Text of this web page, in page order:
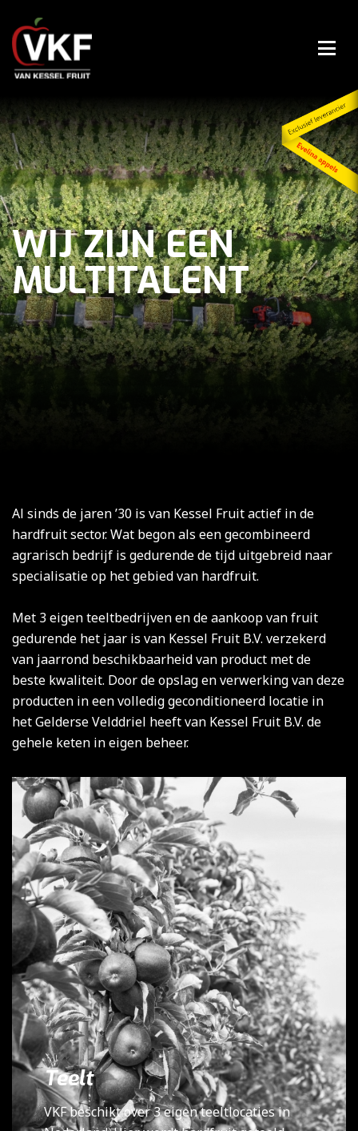
WIJ ZIJN EEN
MULTITALENT
Al sinds de jaren ’30 is van Kessel Fruit actief in de
hardfruit sector. Wat begon als een gecombineerd
agrarisch bedrijf is gedurende de tijd uitgebreid naar
specialisatie op het gebied van hardfruit.
Met 3 eigen teeltbedrijven en de aankoop van fruit
gedurende het jaar is van Kessel Fruit B.V. verzekerd
van jaarrond beschikbaarheid van product met de
beste kwaliteit. Door de opslag en verwerking van deze
producten in een volledig geconditioneerd locatie in
het Gelderse Velddriel heeft van Kessel Fruit B.V. de
gehele keten in eigen beheer.
Teelt
VKF beschikt over 3 eigen teeltlocaties in